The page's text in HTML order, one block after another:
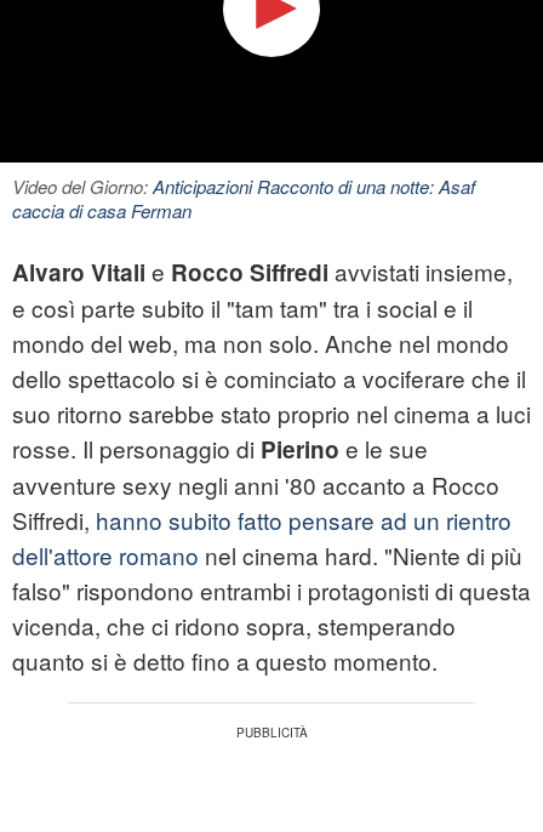
Video del Giorno:Anticipazioni Racconto di una notte: Asaf
caccia di casa Ferman
Alvaro Vitali e Rocco Siffredi avvistati insieme,
e così parte subito il "tam tam" tra i social e il
mondo del web, ma non solo. Anche nel mondo
dello spettacolo si è cominciato a vociferare che il
suo ritorno sarebbe stato proprio nel cinema a luci
rosse. Il personaggio di Pierino e le sue
avventure sexy negli anni '80 accanto a Rocco
Siffredi, hanno subito fatto pensare ad un rientro
dell'attore romano nel cinema hard. "Niente di più
falso" rispondono entrambi i protagonisti di questa
vicenda, che ci ridono sopra, stemperando
quanto si è detto fino a questo momento.